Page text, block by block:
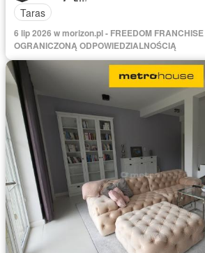
Taras
6 lip 2026 w morizon.pl - FREEDOM
OGRANICZONĄ ODPOWIEDZIALNOŚCIĄ